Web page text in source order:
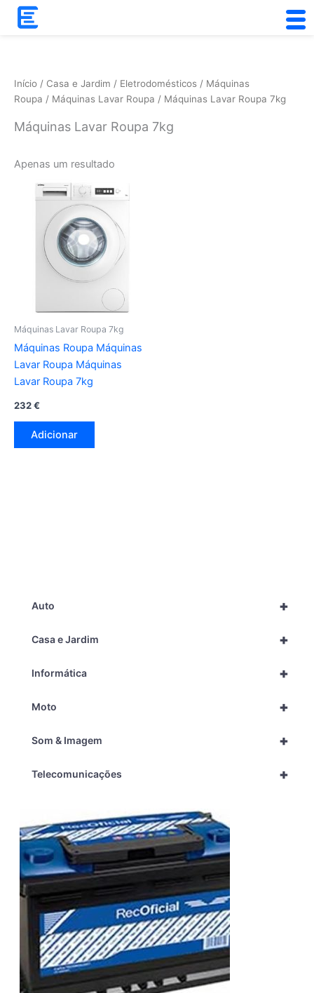
Skip
+
Auto
+
Casa e Jardim
+
Informática
+
Moto
+
Som & Imagem
+
Telecomunicações
Início / Casa e Jardim / Eletrodomésticos / Máquinas
Roupa / Máquinas Lavar Roupa / Máquinas Lavar Roupa 7kg
Máquinas Lavar Roupa 7kg
Apenas um resultado
Máquinas Lavar Roupa 7kg
Máquinas Roupa Máquinas
Lavar Roupa Máquinas
Lavar Roupa 7kg
232€
Adicionar